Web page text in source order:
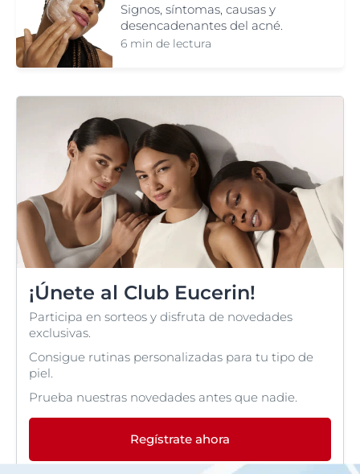
Signos, síntomas, causas y
desencadenantes del acné.
6 min de lectura
¡Únete al Club Eucerin!
Participa en sorteos y disfruta de novedades
exclusivas.
Consigue rutinas personalizadas para tu tipo de
piel.
Prueba nuestras novedades antes que nadie.
Regístrate ahora